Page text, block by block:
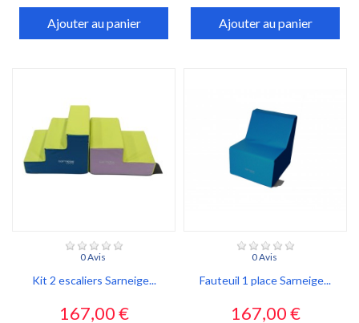
Ajouter au panier Ajouter au panier
0 Avis
Kit 2 escaliers Sarneige...
Prix
167,00 €
0 Avis
Fauteuil 1 place Sarneige...
Prix
167,00 €